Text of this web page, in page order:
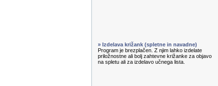
» Izdelava križank (spletne in navadne)
Program je brezplačen. Z njim lahko izdelate
priložnostne ali bolj zahtevne križanke za objavo
na spletu ali za izdelavo učnega lista.